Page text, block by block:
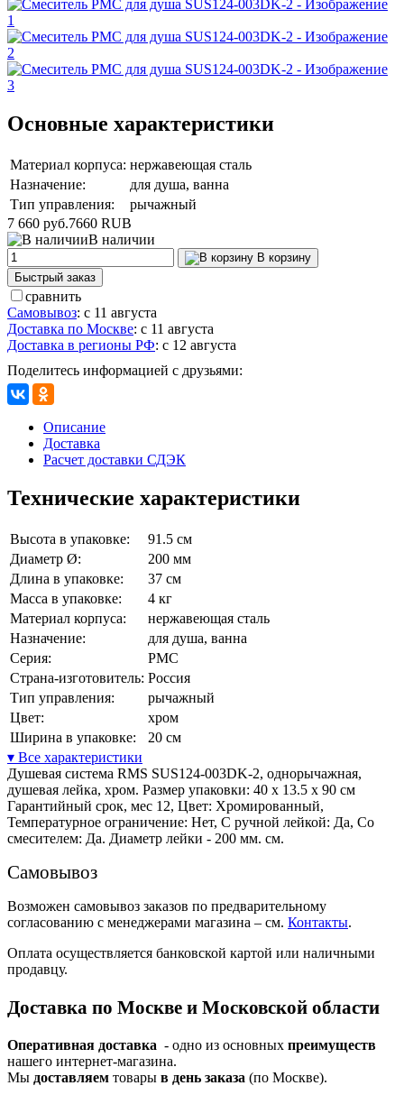
Основные характеристики
Материал корпуса: нержавеющая сталь
Назначение:
для душа, ванна
Тип управления:
рычажный
7 660 руб.7660 RUB
В наличии
В корзину
Быстрый заказ
сравнить
Самовывоз: с 11 августа
Доставка по Москве: с 11 августа
Доставка в регионы РФ: с 12 августа
Поделитесь информацией с друзьями:
Описание
Доставка
Расчет доставки СДЭК
Технические характеристики
Высота в упаковке:
91.5 см
Диаметр Ø:
200 мм
Длина в упаковке:
37 см
Масса в упаковке:
4 кг
Материал корпуса:
нержавеющая сталь
Назначение:
для душа, ванна
Серия:
РМС
Страна-изготовитель: Россия
Тип управления:
рычажный
Цвет:
хром
Ширина в упаковке:
20 см
▾ Все характеристики
Душевая система RMS SUS124-003DK-2, однорычажная,
душевая лейка, хром. Размер упаковки: 40 x 13.5 x 90 см
Гарантийный срок, мес 12, Цвет: Хромированный,
Температурное ограничение: Нет, С ручной лейкой: Да, Со
смесителем: Да. Диаметр лейки - 200 мм. см.
Самовывоз
Возможен самовывоз заказов по предварительному
согласованию с менеджерами магазина – см. Контакты.
Оплата осуществляется банковской картой или наличными
продавцу.
Доставка по Москве и Московской области
Оперативная доставка - одно из основных преимуществ
нашего интернет-магазина.
Мы доставляем товары в день заказа (по Москве).